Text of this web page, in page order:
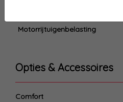
Motorrijtuigenbelasting
Opties & Accessoires
Comfort